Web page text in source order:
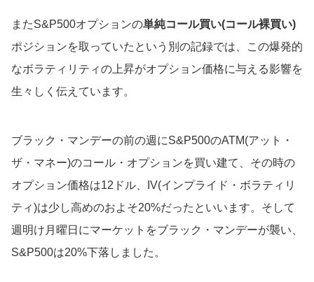
またS&P500オプションの単純コール買い(コール裸買い)
ポジションを取っていたという別の記録では、この爆発的
なボラティリティの上昇がオプション価格に与える影響を
生々しく伝えています。
ブラック・マンデーの前の週にS&P500のATM(アット・
ザ・マネー)のコール・オプションを買い建て、その時の
オプション価格は12ドル、IV(インプライド・ボラティリ
ティ)は少し高めのおよそ20%だったといいます。そして
週明け月曜日にマーケットをブラック・マンデーが襲い、
S&P500は20%下落しました。